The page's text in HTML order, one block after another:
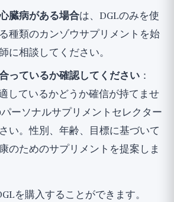
臓病がある場合は、DGLのみを使
種類のカンゾウサプリメントを始
に相談してください。
っているか確認してください ：
しているかどうか確信が持てませ
ーソナルサプリメントセレクター
い。性別、年齢、目標に基づいて
のためのサプリメントを提案しま
を購入することができます。